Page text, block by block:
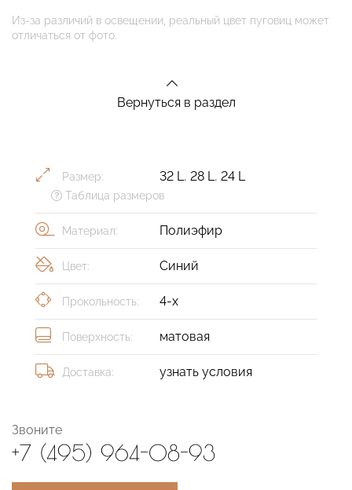
Из-за различий в освещении, реальный цвет пуговиц может
отличаться от фото.
Вернуться в раздел
Размер: 32 L, 28 L, 24 L
Таблица размеров
Материал: Полиэфир
Цвет: Синий
Прокольность: 4-х
Поверхность: матовая
Доставка: узнать условия
Звоните
+7 (495) 964-08-93